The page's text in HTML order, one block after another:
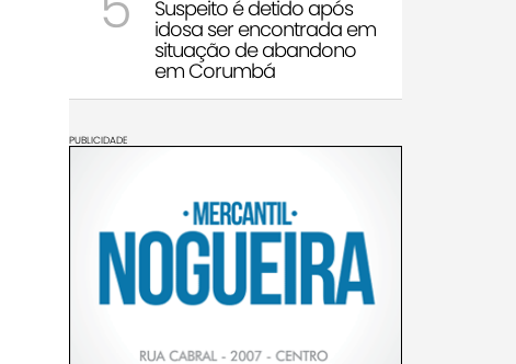
Suspeito é detido após
idosa ser encontrada em
situação de abandono
em Corumbá
PUBLICIDADE